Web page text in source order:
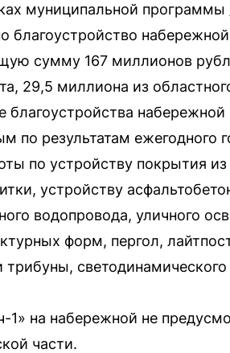
муниципальной
благоустройство
сумму 167 миллионов
29,5 миллиона из
набережной
по результатам ежегодного
по устройству покрытия из
устройству
водопровода, уличного
форм, пергол,
светодинамического
на набережной не
части.